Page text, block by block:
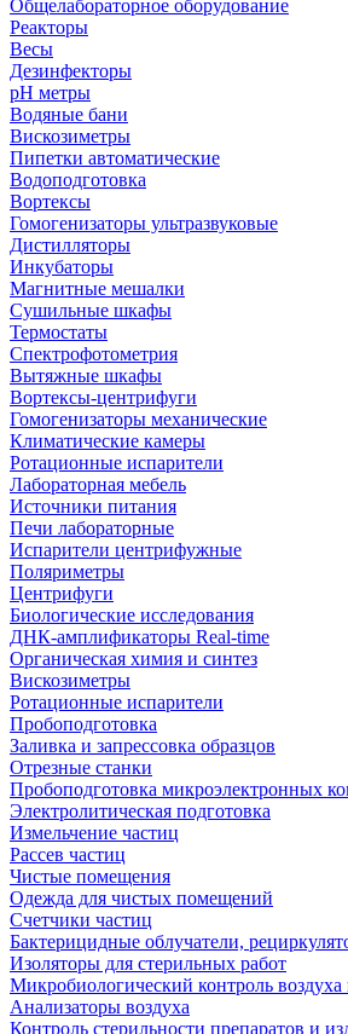
Общелабораторное оборудование
Реакторы
Весы
Дезинфекторы
рН метры
Водяные бани
Вискозиметры
Пипетки автоматические
Водоподготовка
Вортексы
Гомогенизаторы ультразвуковые
Дистилляторы
Инкубаторы
Магнитные мешалки
Сушильные шкафы
Термостаты
Спектрофотометрия
Вытяжные шкафы
Вортексы-центрифуги
Гомогенизаторы механические
Климатические камеры
Ротационные испарители
Лабораторная мебель
Источники питания
Печи лабораторные
Испарители центрифужные
Поляриметры
Центрифуги
Биологические исследования
ДНК-амплификаторы Real-time
Органическая химия и синтез
Вискозиметры
Ротационные испарители
Пробоподготовка
Заливка и запрессовка образцов
Отрезные станки
Пробоподготовка микроэлектронных
Электролитическая подготовка
Измельчение частиц
Рассев частиц
Чистые помещения
Одежда для чистых помещений
Счетчики частиц
Бактерицидные облучатели,
Изоляторы для стерильных работ
Микробиологический контроль воздуха
Анализаторы воздуха
Контроль стерильности препаратов и